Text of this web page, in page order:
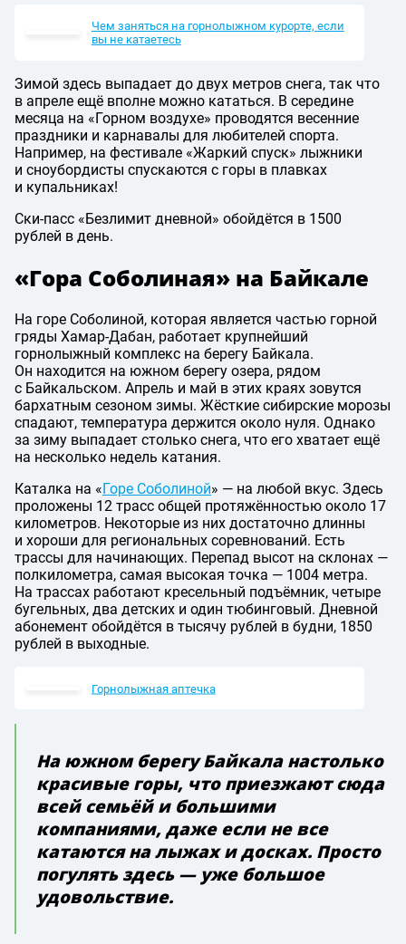
Чем заняться на горнолыжном курорте, если
вы не катаетесь
Зимой здесь выпадает до двух метров снега, так что
в апреле ещё вполне можно кататься. В середине
месяца на «Горном воздухе» проводятся весенние
праздники и карнавалы для любителей спорта.
Например, на фестивале «Жаркий спуск» лыжники
и сноубордисты спускаются с горы в плавках
и купальниках!
Ски-пасс «Безлимит дневной» обойдётся в 1500
рублей в день.
«Гора Соболиная» на Байкале
На горе Соболиной, которая является частью горной
гряды Хамар-Дабан, работает крупнейший
горнолыжный комплекс на берегу Байкала.
Он находится на южном берегу озера, рядом
с Байкальском. Апрель и май в этих краях зовутся
бархатным сезоном зимы. Жёсткие сибирские морозы
спадают, температура держится около нуля. Однако
за зиму выпадает столько снега, что его хватает ещё
на несколько недель катания.
Каталка на «Горе Соболиной» — на любой вкус. Здесь
проложены 12 трасс общей протяжённостью около 17
километров. Некоторые из них достаточно длинны
и хороши для региональных соревнований. Есть
трассы для начинающих. Перепад высот на склонах —
полкилометра, самая высокая точка — 1004 метра.
На трассах работают кресельный подъёмник, четыре
бугельных, два детских и один тюбинговый. Дневной
абонемент обойдётся в тысячу рублей в будни, 1850
рублей в выходные.
Горнолыжная аптечка
На южном берегу Байкала настолько
красивые горы, что приезжают сюда
всей семьёй и большими
компаниями, даже если не все
катаются на лыжах и досках. Просто
погулять здесь — уже большое
удовольствие.